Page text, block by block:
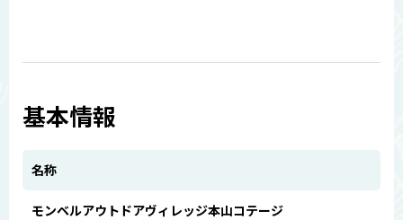
基本情報
名称
モンベルアウトドアヴィレッジ本山コテージ